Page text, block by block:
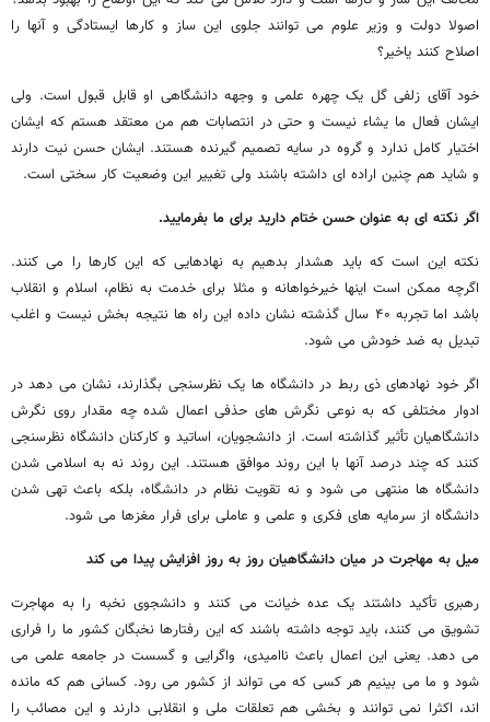
اصولا دولت و وزیر علوم می توانند جلوی این ساز و کارها ایستادگی و آنها را
اصلاح کنند یاخیر؟
خود آقای زلفی گل یک چهره علمی و وجهه دانشگاهی او قابل قبول است. ولی
ایشان فعال ما یشاء نیست و حتی در انتصابات هم من معتقد هستم که ایشان
اختیار کامل ندارد و گروه در سایه تصمیم گیرنده هستند. ایشان حسن نیت دارند
و شاید هم چنین اراده ای داشته باشند ولی تغییر این وضعیت کار سختی است.
اگر نکته ای به عنوان حسن ختام دارید برای ما بفرمایید.
نکته این است که باید هشدار بدهیم به نهادهایی که این کارها را می کنند.
اگرچه ممکن است اینها خیرخواهانه و مثلا برای خدمت به نظام، اسلام و انقلاب
باشد اما تجربه ۴۰ سال گذشته نشان داده این راه ها نتیجه بخش نیست و اغلب
تبدیل به ضد خودش می شود.
اگر خود نهادهای ذی ربط در دانشگاه ها یک نظرسنجی بگذارند، نشان می دهد در
ادوار مختلفی که به نوعی نگرش های حذفی اعمال شده چه مقدار روی نگرش
دانشگاهیان تأثیر گذاشته است. از دانشجویان، اساتید و کارکنان دانشگاه نظرسنجی
کنند که چند درصد آنها با این روند موافق هستند. این روند نه به اسلامی شدن
دانشگاه ها منتهی می شود و نه تقویت نظام در دانشگاه، بلکه باعث تهی شدن
دانشگاه از سرمایه های فکری و علمی و عاملی برای فرار مغزها می شود.
میل به مهاجرت در میان دانشگاهیان روز به روز افزایش پیدا می کند
رهبری تأکید داشتند یک عده خیانت می کنند و دانشجوی نخبه را به مهاجرت
تشویق می کنند، باید توجه داشته باشند که این رفتارها نخبگان کشور ما را فراری
می دهد. یعنی این اعمال باعث ناامیدی، واگرایی و گسست در جامعه علمی می
شود و ما می بینیم هر کسی که می تواند از کشور می رود. کسانی هم که مانده
اند، اکثرا نمی توانند و بخشی هم تعلقات ملی و انقلابی دارند و این مصائب را